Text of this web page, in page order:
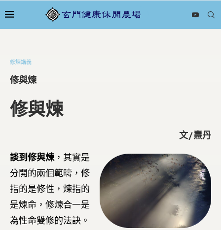
修煉講義
修與煉
修與煉
文/燾丹
談到修與煉，其實是
分開的兩個範疇，修
指的是修性，煉指的
是煉命，修煉合一是
為性命雙修的法訣。